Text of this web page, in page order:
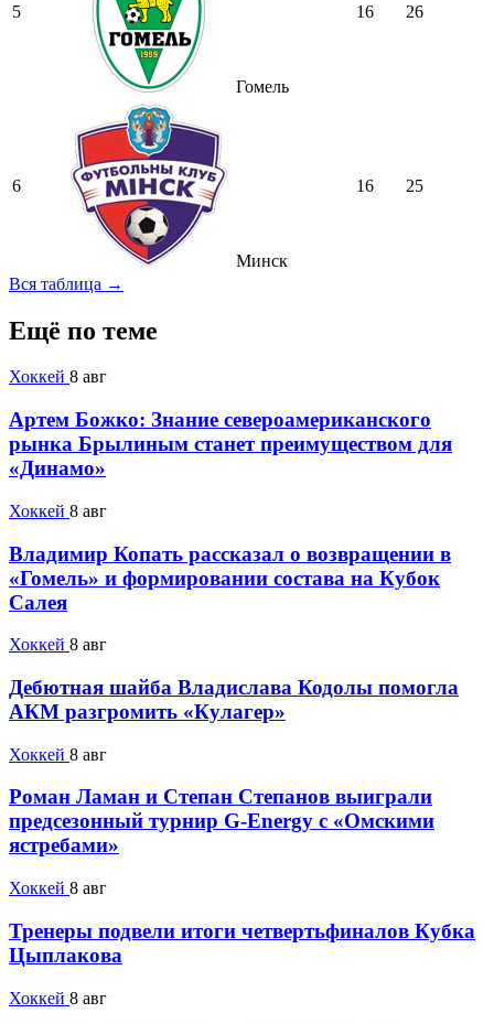
5
Гомель
16 26
6
Минск
16 25
Вся таблица →
Ещё по теме
Хоккей 8 авг
Артем Божко: Знание североамериканского
рынка Брылиным станет преимуществом для
«Динамо»
Хоккей 8 авг
Владимир Копать рассказал о возвращении в
«Гомель» и формировании состава на Кубок
Салея
Хоккей 8 авг
Дебютная шайба Владислава Кодолы помогла
АКМ разгромить «Кулагер»
Хоккей 8 авг
Роман Ламан и Степан Степанов выиграли
предсезонный турнир G-Energy с «Омскими
ястребами»
Хоккей 8 авг
Тренеры подвели итоги четвертьфиналов Кубка
Цыплакова
Хоккей 8 авг